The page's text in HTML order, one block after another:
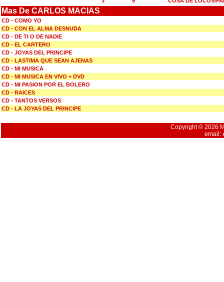
Mas De CARLOS MACIAS
CD - COMO YO
CD - CON EL ALMA DESNUDA
CD - DE TI O DE NADIE
CD - EL CARTERO
CD - JOYAS DEL PRINCIPE
CD - LASTIMA QUE SEAN AJENAS
CD - MI MUSICA
CD - MI MUSICA EN VIVO + DVD
CD - MI PASION POR EL BOLERO
CD - RAICES
CD - TANTOS VERSOS
CD - LA JOYAS DEL PRINCIPE
Copyright © 2026
email: